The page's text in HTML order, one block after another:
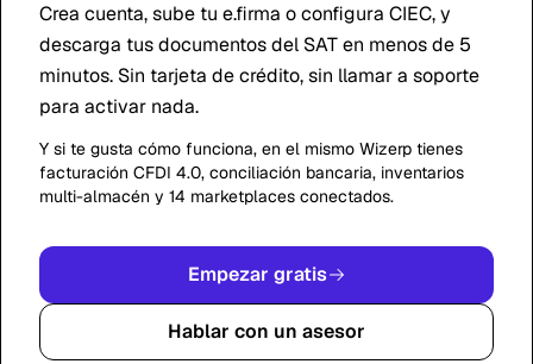
Crea cuenta, sube tu e.firma o configura CIEC, y
descarga tus documentos del SAT en menos de 5
minutos. Sin tarjeta de crédito, sin llamar a soporte
para activar nada.
Y si te gusta cómo funciona, en el mismo Wizerp tienes
facturación CFDI 4.0, conciliación bancaria, inventarios
multi-almacén y 14 marketplaces conectados.
Empezar gratis
Hablar con un asesor